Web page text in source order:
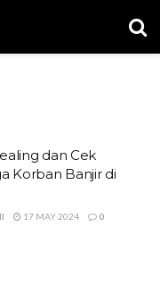
dan Cek
Korban Banjir di
17 MAY 2024 0